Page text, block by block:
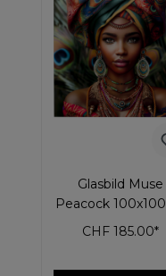
Glasbild Muse
Peacock
CHF 185.00*